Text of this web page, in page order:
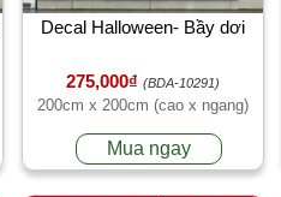
Decal Halloween- Bầy dơi
275,000₫ (BDA-10291)
200cm x 200cm (cao x ngang)
Mua ngay